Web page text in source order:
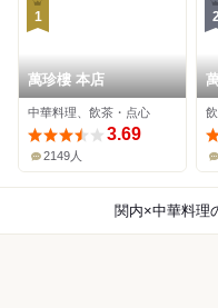
1
萬珍樓 本店
中華料理、飲茶・点心
3.69
2149人
関内×中華料理